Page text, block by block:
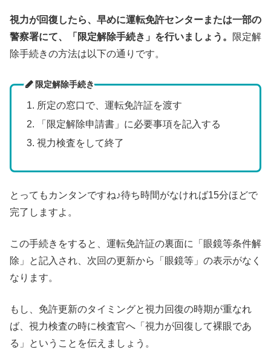
視力が回復したら、早めに運転免許センターまたは一部の
警察署にて、「限定解除手続き」を行いましょう。
限定解
除手続きの方法は以下の通りです。
限定解除手続き
所定の窓口で、運転免許証を渡す
「限定解除申請書」に必要事項を記入する
視力検査をして終了
とってもカンタンですね♪待ち時間がなければ15分ほどで
完了しますよ。
この手続きをすると、運転免許証の裏面に「眼鏡等条件解
除」と記入され、次回の更新から「眼鏡等」の表示がなく
なります。
もし、免許更新のタイミングと視力回復の時期が重なれ
ば、視力検査の時に検査官へ「視力が回復して裸眼であ
る」ということを伝えましょう。